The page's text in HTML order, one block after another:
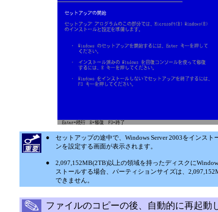
●
セットアップの途中で、Windows Server 2003をインス
ンを設定する画面が表示されます。
●
2,097,152MB(2TB)以上の領域を持ったディスクに
ストールする場合、パーティションサイズは、
できません。
ファイルのコピーの後、自動的に再起動